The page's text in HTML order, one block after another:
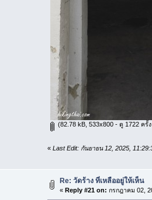
(82.78 kB, 533x800 - ดู 1722 ครั้
« Last Edit: กันยายน 12, 2025,
Re: วัดร้าง ที่เหลืออยู่ให้เห็น
« Reply #21 on: กรกฎาคม 02,